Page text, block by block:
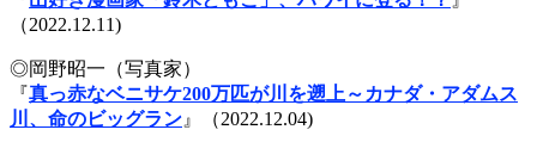
（2022.12.11)
◎岡野昭一（写真家）
『真っ赤なベニサケ200万匹が川を遡上～カナダ・アダムス
川、命のビッグラン 』（2022.12.04)